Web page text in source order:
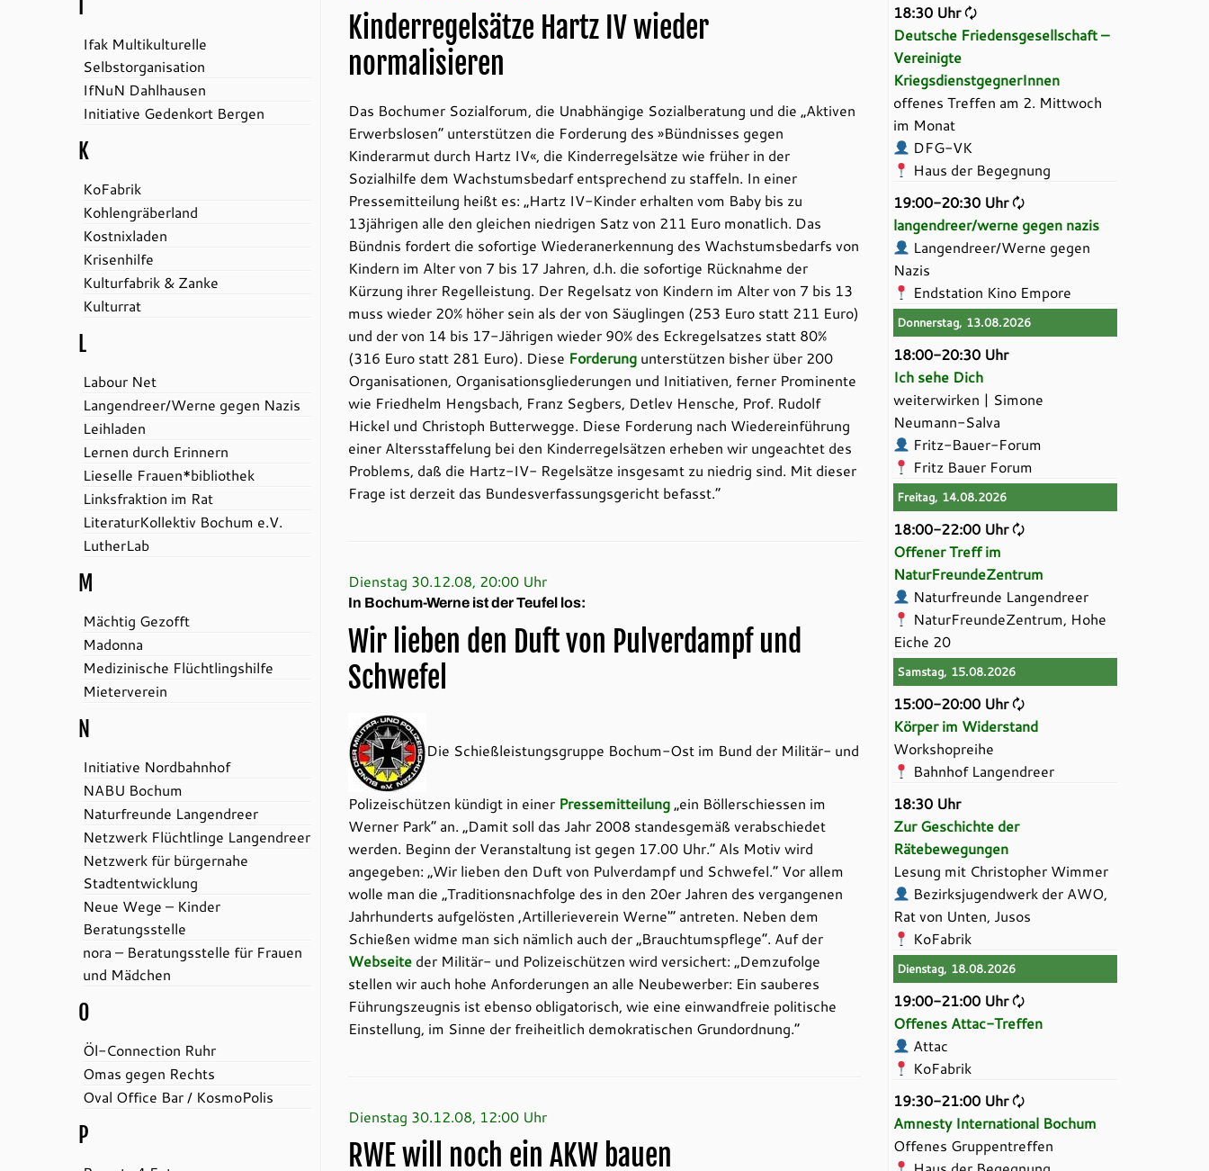
Ifak Multikulturelle
Selbstorganisation
IfNuN Dahlhausen
Initiative Gedenkort Bergen
K
KoFabrik
Kohlengräberland
Kostnixladen
Krisenhilfe
Kulturfabrik & Zanke
Kulturrat
L
Labour Net
Langendreer/Werne gegen Nazis
Leihladen
Lernen durch Erinnern
Lieselle Frauen*bibliothek
Linksfraktion im Rat
LiteraturKollektiv Bochum e.V.
LutherLab
M
Mächtig Gezofft
Madonna
Medizinische Flüchtlingshilfe
Mieterverein
N
Initiative Nordbahnhof
NABU Bochum
Naturfreunde Langendreer
Netzwerk Flüchtlinge Langendreer
Netzwerk für bürgernahe
Stadtentwicklung
Neue Wege – Kinder
Beratungsstelle
nora – Beratungsstelle für Frauen
und Mädchen
O
Öl-Connection Ruhr
Omas gegen Rechts
Oval Office Bar / KosmoPolis
P
Kinderregelsätze Hartz IV wieder
normalisieren
Das Bochumer Sozialforum, die Unabhängige Sozialberatung und die „Aktiven
Erwerbslosen“ unterstützen die Forderung des »Bündnisses gegen
Kinderarmut durch Hartz IV«, die Kinderregelsätze wie früher in der
Sozialhilfe dem Wachstumsbedarf entsprechend zu staffeln. In einer
Pressemitteilung heißt es: „Hartz IV-Kinder erhalten vom Baby bis zu
13jährigen alle den gleichen niedrigen Satz von 211 Euro monatlich. Das
Bündnis fordert die sofortige Wiederanerkennung des Wachstumsbedarfs von
Kindern im Alter von 7 bis 17 Jahren, d.h. die sofortige Rücknahme der
Kürzung ihrer Regelleistung. Der Regelsatz von Kindern im Alter von 7 bis 13
muss wieder 20% höher sein als der von Säuglingen (253 Euro statt 211 Euro)
und der von 14 bis 17-Jährigen wieder 90% des Eckregelsatzes statt 80%
(316 Euro statt 281 Euro). Diese Forderung unterstützen bisher über 200
Organisationen, Organisationsgliederungen und Initiativen, ferner Prominente
wie Friedhelm Hengsbach, Franz Segbers, Detlev Hensche, Prof. Rudolf
Hickel und Christoph Butterwegge. Diese Forderung nach Wiedereinführung
einer Altersstaffelung bei den Kinderregelsätzen erheben wir ungeachtet des
Problems, daß die Hartz-IV- Regelsätze insgesamt zu niedrig sind. Mit dieser
Frage ist derzeit das Bundesverfassungsgericht befasst.“
Dienstag 30.12.08, 20:00 Uhr
In Bochum-Werne ist der Teufel los:
Wir lieben den Duft von Pulverdampf und
Schwefel
Die Schießleistungsgruppe Bochum-Ost im Bund der Militär- und
Polizeischützen kündigt in einer Pressemitteilung „ein Böllerschiessen im
Werner Park“ an. „Damit soll das Jahr 2008 standesgemäß verabschiedet
werden. Beginn der Veranstaltung ist gegen 17.00 Uhr.“ Als Motiv wird
angegeben: „Wir lieben den Duft von Pulverdampf und Schwefel.“ Vor allem
wolle man die „Traditionsnachfolge des in den 20er Jahren des vergangenen
Jahrhunderts aufgelösten ‚Artillerieverein Werne'“ antreten. Neben dem
Schießen widme man sich nämlich auch der „Brauchtumspflege“. Auf der
Webseite der Militär- und Polizeischützen wird versichert: „Demzufolge
stellen wir auch hohe Anforderungen an alle Neubewerber: Ein sauberes
Führungszeugnis ist ebenso obligatorisch, wie eine einwandfreie politische
Einstellung, im Sinne der freiheitlich demokratischen Grundordnung.“
Dienstag 30.12.08, 12:00 Uhr
RWE will noch ein AKW bauen
18:30 Uhr🗘
Deutsche Friedensgesellschaft –
Vereinigte
KriegsdienstgegnerInnen
offenes Treffen am 2. Mittwoch
im Monat
DFG-VK
Haus der Begegnung
19:00-20:30 Uhr🗘
langendreer/werne gegen nazis
Langendreer/Werne gegen
Nazis
Endstation Kino Empore
Donnerstag, 13.08.2026
18:00-20:30 Uhr
Ich sehe Dich
weiterwirken | Simone
Neumann-Salva
Fritz-Bauer-Forum
Fritz Bauer Forum
Freitag, 14.08.2026
18:00-22:00 Uhr🗘
Offener Treff im
NaturFreundeZentrum
Naturfreunde Langendreer
NaturFreundeZentrum, Hohe
Eiche 20
Samstag, 15.08.2026
15:00-20:00 Uhr🗘
Körper im Widerstand
Workshopreihe
Bahnhof Langendreer
18:30 Uhr
Zur Geschichte der
Rätebewegungen
Lesung mit Christopher Wimmer
Bezirksjugendwerk der AWO,
Rat von Unten, Jusos
KoFabrik
Dienstag, 18.08.2026
19:00-21:00 Uhr🗘
Offenes Attac-Treffen
Attac
KoFabrik
19:30-21:00 Uhr🗘
Amnesty International Bochum
Offenes Gruppentreffen